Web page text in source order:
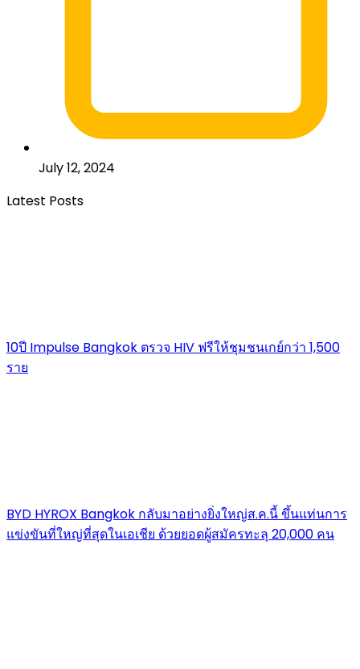
July 12, 2024
Latest Posts
10ปี Impulse Bangkok ตรวจ HIV ฟรีให้ชุมชนเกย์กว่า 1,500
ราย
BYD HYROX Bangkok กลับมาอย่างยิ่งใหญ่ส.ค.นี้ ขึ้นแท่นการ
แข่งขันที่ใหญ่ที่สุดในเอเชีย ด้วยยอดผู้สมัครทะลุ 20,000 คน